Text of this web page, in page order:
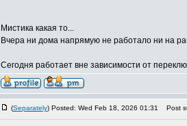
Мистика какая то...
Вчера ни дома напрямую не работало ни на
Сегодня работает вне зависимости от
(Separately) Posted: Wed Feb 18, 2026 01:31 Post